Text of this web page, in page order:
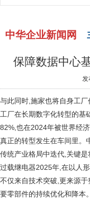
中华企业新闻网
保障数据中心
发
与此同时,施家也将自身工厂
工厂在长期数字化转型的基
82%,也在2024年被世界经
真正的转型发生在车间里。
传统产业格局中迭代,关键
过载继电器2025年,在以人
不仅来自技术突破,更来源
要零部件的持续优化和降本